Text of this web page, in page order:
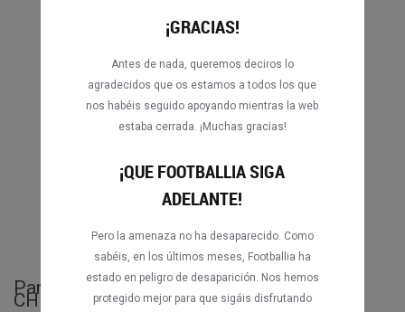
Partidos completos de Primera División -
CHI
¡GRACIAS!
Antes de nada, queremos deciros lo
agradecidos que os estamos a todos los que
nos habéis seguido apoyando mientras la web
estaba cerrada. ¡Muchas gracias!
¡QUE FOOTBALLIA SIGA
ADELANTE!
Pero la amenaza no ha desaparecido. Como
sabéis, en los últimos meses, Footballia ha
estado en peligro de desaparición. Nos hemos
protegido mejor para que sigáis disfrutando